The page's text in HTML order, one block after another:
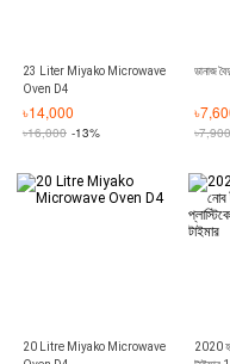
23 Liter Miyako Microwave
Oven D4
৳14,000
৳16,000 -13%
ডানাজ
৳
৳
20 Litre Miyako Microwave
2020